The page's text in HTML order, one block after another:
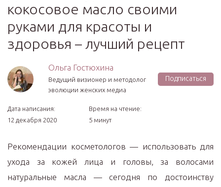
кокосовое масло своими
руками для красоты и
здоровья – лучший рецепт
Ольга Гостюхина
Ведущий визионер и методолог
эволюции женских медиа
Подписаться
Дата написания:
12 декабря 2020
Время на чтение:
5 минут
Рекомендации косметологов — использовать для
ухода за кожей лица и головы, за волосами
натуральные масла — сегодня по достоинству